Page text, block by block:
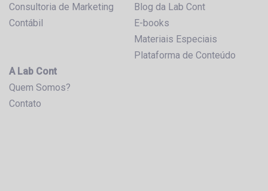
Consultoria de Marketing
Contábil
Blog da Lab Cont
E-books
Materiais Especiais
Plataforma de Conteúdo
A Lab Cont
Quem Somos?
Contato